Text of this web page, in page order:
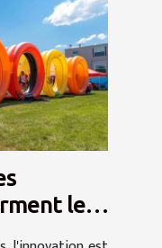
les